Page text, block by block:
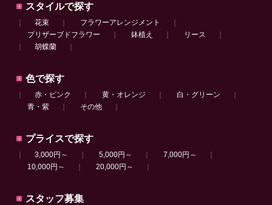
スタイルで探す
｜ 花束 ｜ フラワーアレンジメント
｜
プリザーブドフラワー
｜ 鉢植え ｜ リース
｜
｜
胡蝶蘭 ｜
色で探す
｜ 赤・ピンク ｜ 黄・オレンジ ｜ 白・グリーン
｜
青・紫
｜ その他 ｜
プライスで探す
3,000円～ 5,000円～ 7,000円～
10,000円～
20,000円～
スタッフ募集